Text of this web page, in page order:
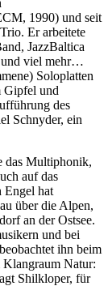
1990) und seit
Er arbeitete
JazzBaltica
und viel mehr…
Soloplatten
Gipfel und
des
Schnyder, ein
das Multiphonik,
auf das
Engel hat
über die Alpen,
an der Ostsee.
und bei
ihn beim
Natur:
Shilkloper, für